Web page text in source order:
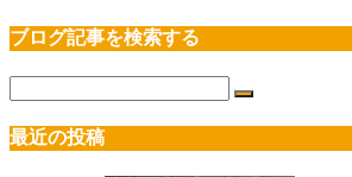
ブログ記事を検索する
最近の投稿